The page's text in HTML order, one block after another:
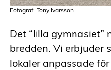
Fotograf: Tony Ivarsson
Det “lilla gymnasiet”
bredden. Vi erbjuder
lokaler anpassade